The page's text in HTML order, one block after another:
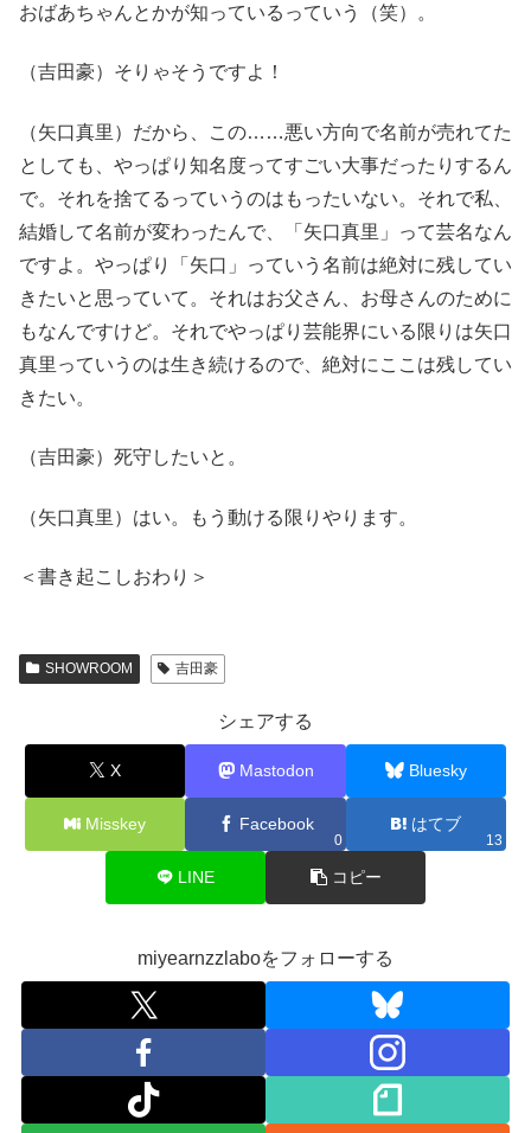
おばあちゃんとかが知っているっていう（笑）。
（吉田豪）そりゃそうですよ！
（矢口真里）だから、この……悪い方向で名前が売れてた
としても、やっぱり知名度ってすごい大事だったりするん
で。それを捨てるっていうのはもったいない。それで私、
結婚して名前が変わったんで、「矢口真里」って芸名なん
ですよ。やっぱり「矢口」っていう名前は絶対に残してい
きたいと思っていて。それはお父さん、お母さんのために
もなんですけど。それでやっぱり芸能界にいる限りは矢口
真里っていうのは生き続けるので、絶対にここは残してい
きたい。
（吉田豪）死守したいと。
（矢口真里）はい。もう動ける限りやります。
＜書き起こしおわり＞
SHOWROOM 吉田豪
シェアする
X Mastodon Bluesky
Misskey Facebook
0
はてブ
13
LINE コピー
miyearnzzlaboをフォローする